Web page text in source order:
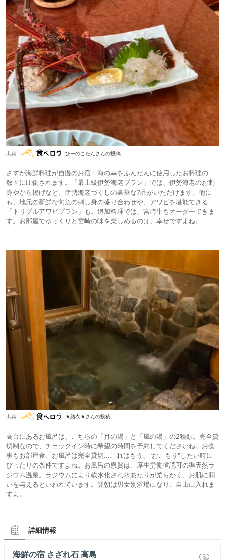
出典： ひーのこたんさんの投稿
さすが海鮮料理が自慢のお宿！海の幸をふんだんに使用したお料理の
数々に圧倒されます。「最上級伊勢海老プラン」では、伊勢海老のお刺
身やから揚げなど、伊勢海老づくしの豪華な7品がいただけます。他に
も、地元の新鮮な旬魚の刺し身の盛り合わせや、アワビを堪能できる
「トリプルアワビプラン」も。追加料理では、宮崎牛もオーダーできま
す。お部屋でゆっくりと宮崎の味を楽しめるのは、幸せですよね。
出典： ★結衣★さんの投稿
高台にあるお風呂は、こちらの「月の湯」と「風の湯」の2種類。完全貸
切制なので、チェックイン時に希望の時間を予約してくださいね。お食
事もお部屋食、お風呂は完全貸切...これはもう、"おこもり"したい時に
ぴったりの条件ですよね。お風呂の泉質は、厚生労働省認可の準天然ラ
ジウム温泉。ラジウムにより軟水化され水あたりが柔らかく、お肌に潤
いを与えるといわれています。翌朝は男女別浴場になり、自由に入れま
すよ。
詳細情報
海鮮の宿 さざれ石 高島